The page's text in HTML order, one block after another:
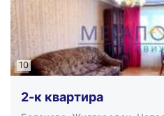
10
2-к квартира